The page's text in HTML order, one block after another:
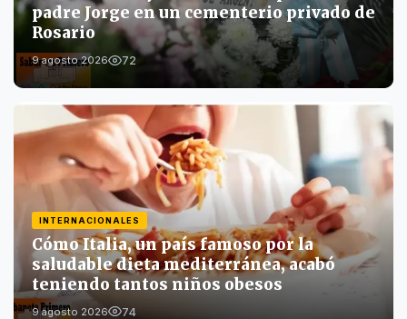
padre Jorge en un cementerio privado de
Rosario
9 agosto 2026 72
INTERNACIONALES
Cómo Italia, un país famoso por la
saludable dieta mediterránea, acabó
teniendo tantos niños obesos
9 agosto 2026 74